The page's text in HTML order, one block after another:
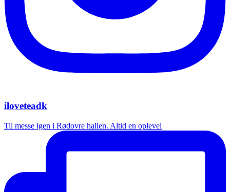
iloveteadk
Til messe igen i Rødovre hallen. Altid en oplevel